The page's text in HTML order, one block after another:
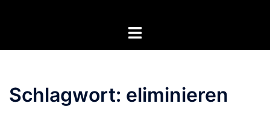
Menü
Schlagwort: eliminieren